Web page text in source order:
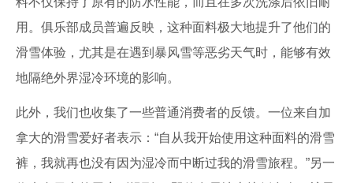
用。俱乐部成员普遍反映，这种面料极大地提升了他们的
滑雪体验，尤其是在遇到暴风雪等恶劣天气时，能够有效
地隔绝外界湿冷环境的影响。
此外，我们也收集了一些普通消费者的反馈。一位来自加
拿大的滑雪爱好者表示：“自从我开始使用这种面料的滑雪
裤，我就再也没有因为湿冷而中断过我的滑雪旅程。”另一